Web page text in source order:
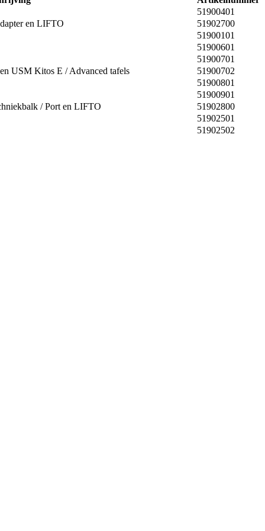
51900401
en LIFTO
51902700
51900101
51900601
51900701
USM Kitos E / Advanced tafels
51900702
51900801
51900901
/ Port en LIFTO
51902800
51902501
51902502